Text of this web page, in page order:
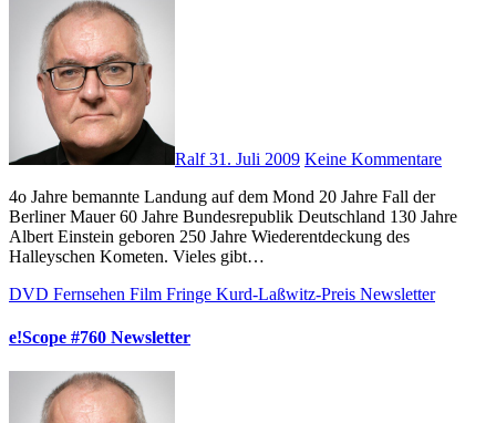
Ralf31. Juli 2009 Keine Kommentare
4o Jahre bemannte Landung auf dem Mond 20 Jahre Fall der
Berliner Mauer 60 Jahre Bundesrepublik Deutschland 130 Jahre
Albert Einstein geboren 250 Jahre Wiederentdeckung des
Halleyschen Kometen. Vieles gibt…
DVD Fernsehen Film Fringe Kurd-Laßwitz-Preis Newsletter
e!Scope #760 Newsletter